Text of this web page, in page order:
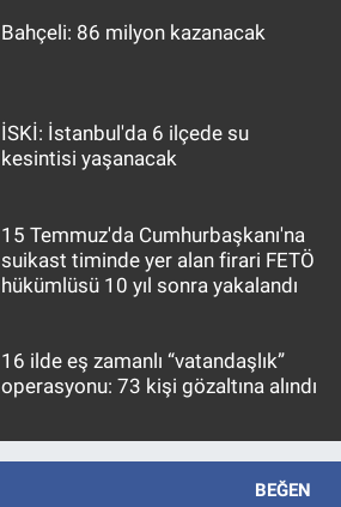
Bahçeli: 86 milyon kazanacak
İSKİ: İstanbul'da 6 ilçede su
kesintisi yaşanacak
15 Temmuz'da Cumhurbaşkanı'na
suikast timinde yer alan firari FETÖ
hükümlüsü 10 yıl sonra yakalandı
16 ilde eş zamanlı “vatandaşlık”
operasyonu: 73 kişi gözaltına alındı
BEĞEN